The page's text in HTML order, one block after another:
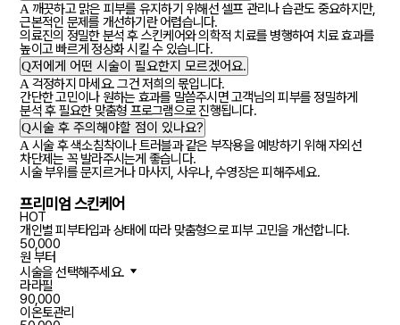
A깨끗하고 맑은 피부를 유지하기 위해선 셀프 관리나 습관도 중요하지만,
근본적인 문제를 개선하기란 어렵습니다.
의료진의 정밀한 분석 후 스킨케어와 의학적 치료를 병행하여 치료 효과를
높이고 빠르게 정상화 시킬 수 있습니다.
Q저에게 어떤 시술이 필요한지 모르겠어요.
A걱정하지 마세요. 그건 저희의 몫입니다.
간단한 고민이나 원하는 효과를 말씀주시면 고객님의 피부를 정밀하게
분석 후 필요한 맞춤형 프로그램으로 진행됩니다.
Q시술 후 주의해야할 점이 있나요?
A시술 후 색소침착이나 트러블과 같은 부작용을 예방하기 위해 자외선
차단제는 꼭 발라주시는게 좋습니다.
시술 부위를 문지르거나 마사지, 사우나, 수영장은 피해주세요.
프리미엄 스킨케어
HOT
개인별 피부타입과 상태에 따라 맞춤형으로 피부 고민을 개선합니다.
50,000
원 부터
시술을 선택해주세요.
라라필
90,000
이온토관리